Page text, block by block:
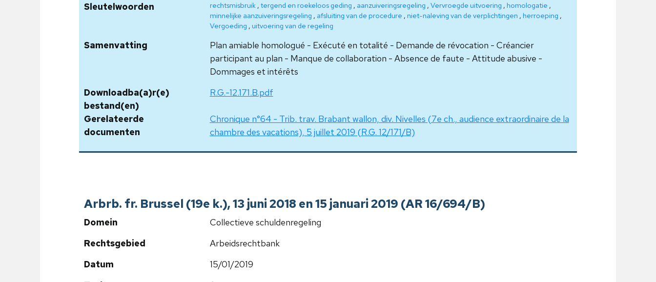
Sleutelwoorden
rechtsmisbruik, tergend en roekeloos geding , aanzuiveringsregeling , Vervroegde uitvoering , homologatie ,
minnelijke aanzuiveringsregeling , afsluiting van de procedure , niet-naleving van de verplichtingen , herroeping ,
Vergoeding , uitvoering van de regeling
Samenvatting
Plan amiable homologué - Exécuté en totalité - Demande de révocation - Créancier
participant au plan - Manque de collaboration - Absence de faute - Attitude abusive -
Dommages et intérêts
Downloadba(a)r(e)
bestand(en)
R.G.-12.171.B.pdf
Gerelateerde
documenten
Chronique n°64 - Trib. trav. Brabant wallon, div. Nivelles (7e ch., audience extraordinaire de la
chambre des vacations), 5 juillet 2019 (R.G. 12/171/B)
Arbrb. fr. Brussel (19e k.), 13 juni 2018 en 15 januari 2019 (AR 16/694/B)
Domein
Collectieve schuldenregeling
Rechtsgebied
Arbeidsrechtbank
Datum
15/01/2019